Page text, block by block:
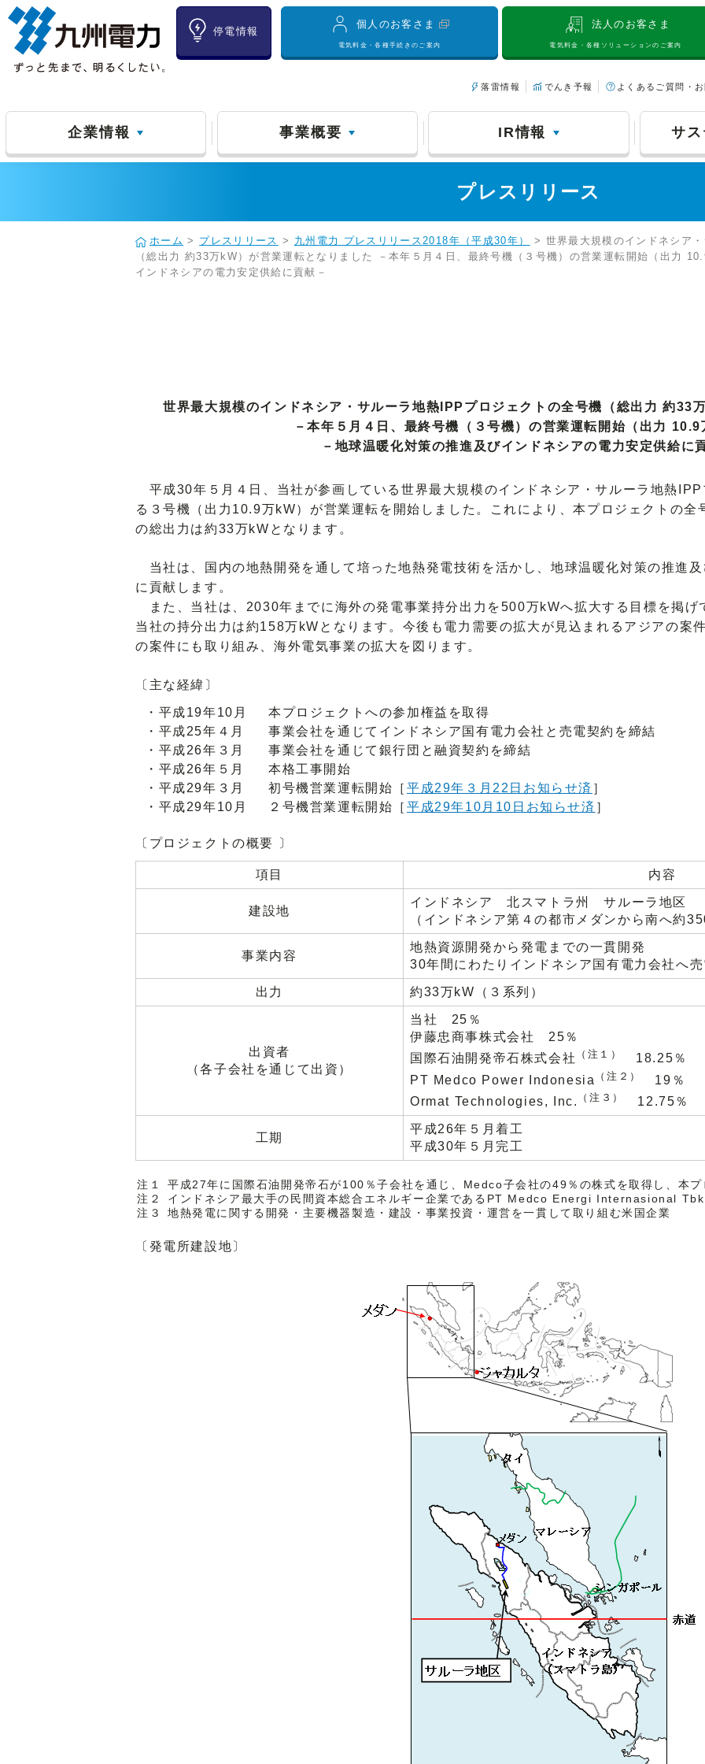
停電情報
個人のお客さま
電気料金・各種手続きのご案内
法人のお客さま
電気料金・各種ソリューションのご案内
落雷情報 でんき予報 よくあるご質問・
企業情報 事業概要 IR情報 サス
プレスリリース
ホーム > プレスリリース > 九州電力 プレスリリース2018年（平成30年）
> 世界最大規模のインドネシア
（総出力 約33万kW）が営業運転となりました －本年５月４日、最終号機（３号機）の営業運転開始（出力
インドネシアの電力安定供給に貢献－
世界最大規模のインドネシア・サルーラ地熱IPPプロジェクトの全号機（総出力 約33
－本年５月４日、最終号機（３号機）の営業運転開始（出力 10.9
－地球温暖化対策の推進及びインドネシアの電力安定供給に
平成30年５月４日、当社が参画している世界最大規模のインドネシア・サルーラ地熱
る３号機（出力10.9万kW）が営業運転を開始しました。これにより、本プロジェクトの全
の総出力は約33万kWとなります。
当社は、国内の地熱開発を通して培った地熱発電技術を活かし、地球温暖化対策の推進
に貢献します。
また、当社は、2030年までに海外の発電事業持分出力を500万kWへ拡大する目標を掲げ
当社の持分出力は約158万kWとなります。今後も電力需要の拡大が見込まれるアジアの案
の案件にも取り組み、海外電気事業の拡大を図ります。
〔主な経緯〕
・平成19年10月
本プロジェクトへの参加権益を取得
・平成25年４月
事業会社を通じてインドネシア国有電力会社と売電契約を締結
・平成26年３月
事業会社を通じて銀行団と融資契約を締結
・平成26年５月
本格工事開始
・平成29年３月
初号機営業運転開始［平成29年３月22日お知らせ済 ］
・平成29年10月
２号機営業運転開始［平成29年10月10日お知らせ済 ］
〔プロジェクトの概要 〕
項目 内容
建設地
インドネシア 北スマトラ州 サルーラ地区
（インドネシア第４の都市メダンから南へ約
事業内容
地熱資源開発から発電までの一貫開発
30年間にわたりインドネシア国有電力会社へ売
出力 約33万kW（３系列）
出資者
（各子会社を通じて出資）
当社 25％
伊藤忠商事株式会社 25％
国際石油開発帝石株式会社
（注１）
18.25％
PT Medco Power Indonesia
（注２）
19％
Ormat Technologies, Inc.
（注３） 12.75％
工期
平成26年５月着工
平成30年５月完工
注１
平成27年に国際石油開発帝石が100％子会社を通じ、Medco子会社の49％の株式を取得し、本プ
注２
インドネシア最大手の民間資本総合エネルギー企業であるPT Medco Energi Internasional Tbk
注３
地熱発電に関する開発・主要機器製造・建設・事業投資・運営を一貫して取り組む米国企業
〔発電所建設地〕